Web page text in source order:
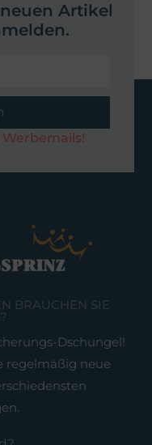
Artikel
BRAUCHEN SIE
Dschungel!
regelmäßig neue